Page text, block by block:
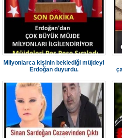
Milyonlarca kişinin beklediği müjdeyi
Erdoğan duyurdu.